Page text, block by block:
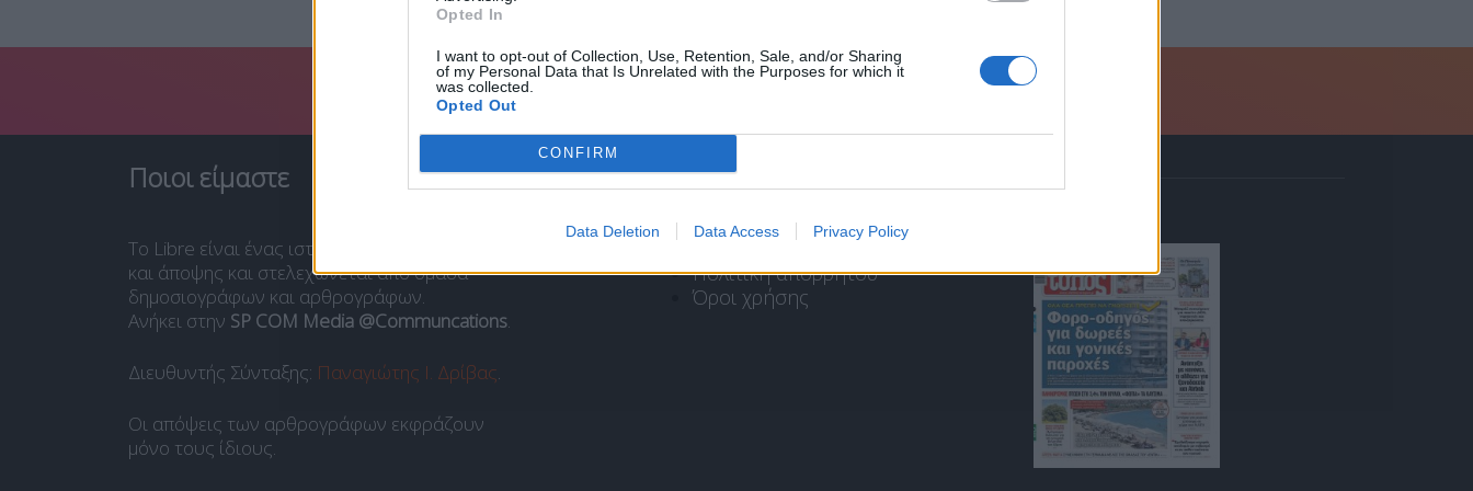
Opted In
I want to opt-out of Collection, Use, Retention, Sale, and/or Sharing
of my Personal Data that Is Unrelated with the Purposes for which it
was collected.
Opted Out
CONFIRM
Data Deletion Data Access Privacy Policy
Ποιοι είμαστε
Το Libre είναι ένας ιστότοπος ενημέρωσης
και άποψης και στελεχώνεται από ομάδα
δημοσιογράφων και αρθρογράφων.
Ανήκει στην SP COM Media @Communcations.
Διευθυντής Σύνταξης: Παναγιώτης Ι. Δρίβας.
Οι απόψεις των αρθρογράφων εκφράζουν
μόνο τους ίδιους.
Πληροφορίες
Πολιτική απορρήτου
Όροι χρήσης